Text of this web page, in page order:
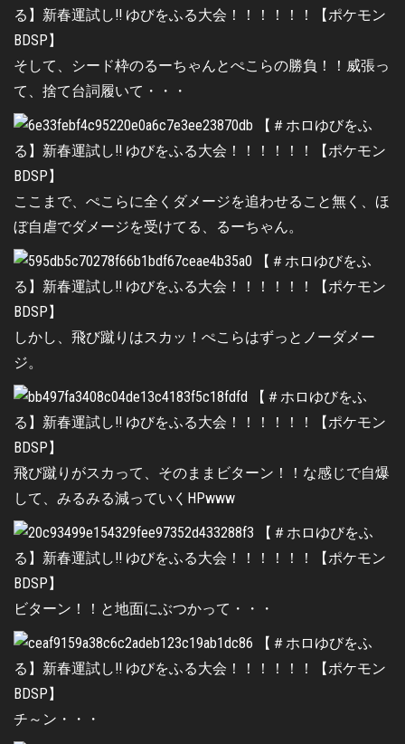
そして、シード枠のるーちゃんとぺこらの勝負！！威張っ
て、捨て台詞履いて・・・
ここまで、ぺこらに全くダメージを追わせること無く、ほ
ぼ自虐でダメージを受けてる、るーちゃん。
しかし、飛び蹴りはスカッ！ぺこらはずっとノーダメー
ジ。
飛び蹴りがスカって、そのままビターン！！な感じで自爆
して、みるみる減っていくHPwww
ビターン！！と地面にぶつかって・・・
チ～ン・・・